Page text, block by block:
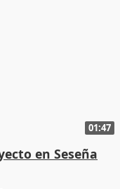
01:47
en Seseña